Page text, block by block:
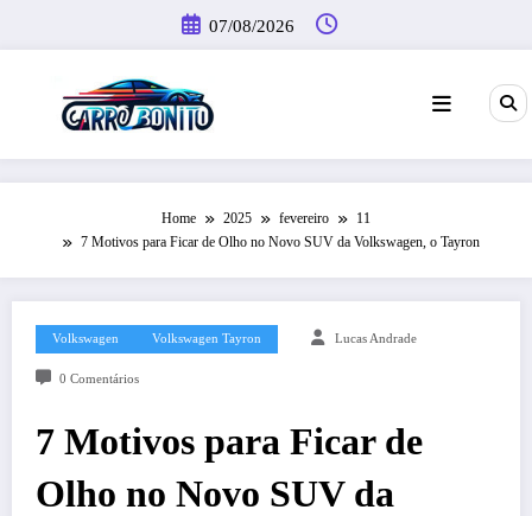
o
07/08/2026
Home 2025 fevereiro
11
7 Motivos para Ficar de Olho no Novo SUV da Volkswagen, o Tayron
Volkswagen Volkswagen Tayron Lucas Andrade
0 Comentários
7 Motivos para Ficar de
Olho no Novo SUV da